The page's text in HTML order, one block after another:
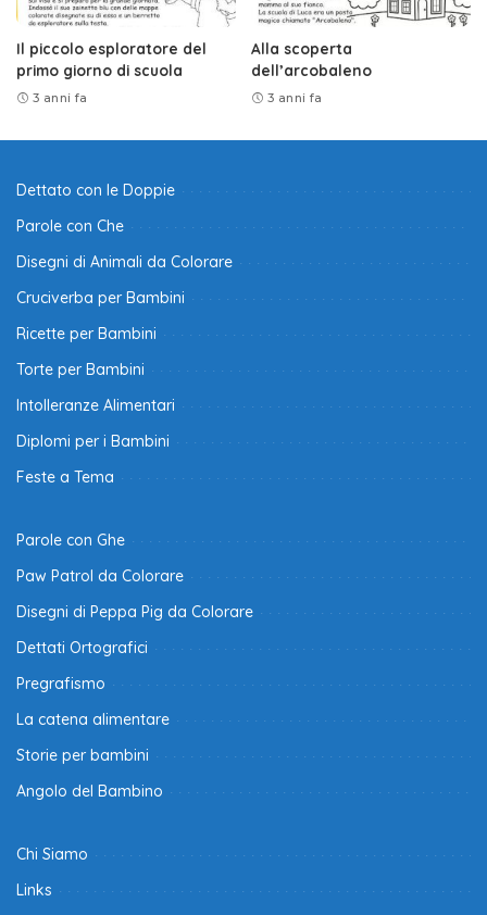
Il piccolo esploratore del
primo giorno di scuola
3 anni fa
Alla scoperta
dell’arcobaleno
3 anni fa
Dettato con le Doppie
Parole con Che
Disegni di Animali da Colorare
Cruciverba per Bambini
Ricette per Bambini
Torte per Bambini
Intolleranze Alimentari
Diplomi per i Bambini
Feste a Tema
Parole con Ghe
Paw Patrol da Colorare
Disegni di Peppa Pig da Colorare
Dettati Ortografici
Pregrafismo
La catena alimentare
Storie per bambini
Angolo del Bambino
Chi Siamo
Links